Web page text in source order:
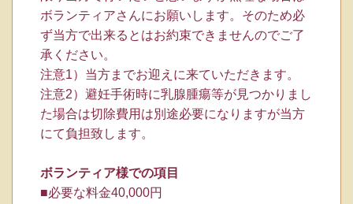
ボランティアさんにお願いします。そのため必
ず当方で出来るとはお約束できませんのでご了
承ください。
注意1）当方までお迎えに来ていただきます。
注意2）避妊手術時に乳腺腫瘍等が見つかりまし
た場合は切除費用は別途必要になりますが当方
にて負担致します。
ボランティア様での項目
■必要な料金40,000円